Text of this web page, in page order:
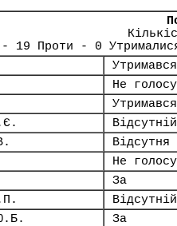
19 Проти - 0
Утримався
Не
Утримався
Відсутній
Відсутня
Не
За
Відсутній
За